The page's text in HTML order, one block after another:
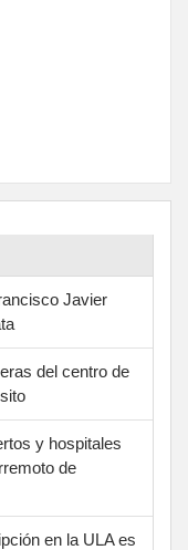
Javier
del centro de
y hospitales
de
en la ULA es